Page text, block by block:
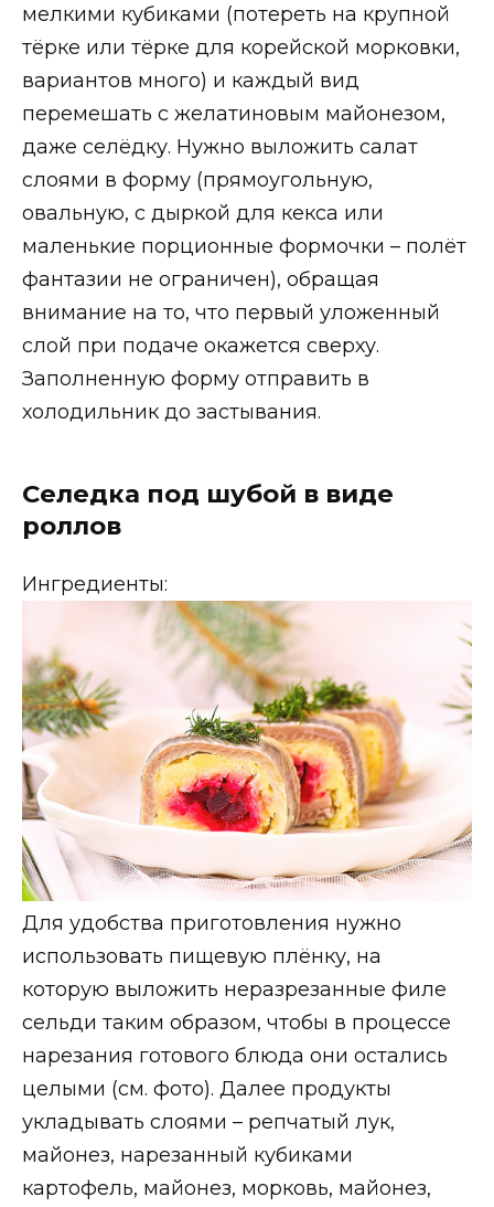
мелкими кубиками (потереть на крупной
тёрке или тёрке для корейской морковки,
вариантов много) и каждый вид
перемешать с желатиновым майонезом,
даже селёдку. Нужно выложить салат
слоями в форму (прямоугольную,
овальную, с дыркой для кекса или
маленькие порционные формочки – полёт
фантазии не ограничен), обращая
внимание на то, что первый уложенный
слой при подаче окажется сверху.
Заполненную форму отправить в
холодильник до застывания.
Селедка под шубой в виде
роллов
Ингредиенты:
Для удобства приготовления нужно
использовать пищевую плёнку, на
которую выложить неразрезанные филе
сельди таким образом, чтобы в процессе
нарезания готового блюда они остались
целыми (см. фото). Далее продукты
укладывать слоями – репчатый лук,
майонез, нарезанный кубиками
картофель, майонез, морковь, майонез,